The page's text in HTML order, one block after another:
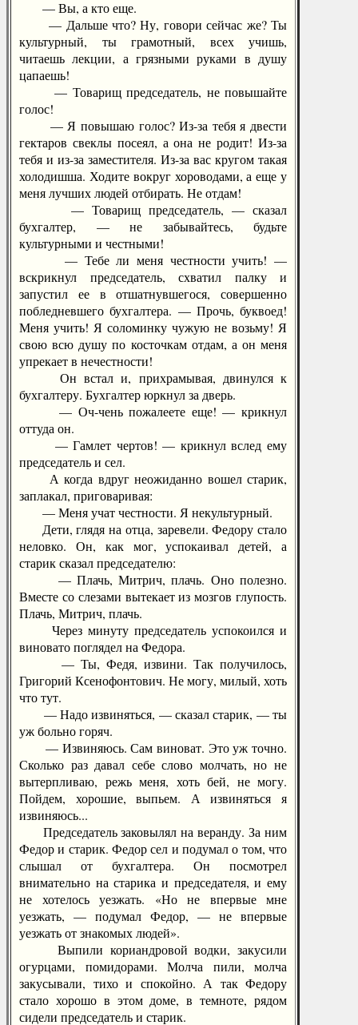
— Вы, а кто еще.
— Дальше что? Ну, говори сейчас же? Ты
культурный, ты грамотный, всех учишь,
читаешь лекции, а грязными руками в душу
цапаешь!
— Товарищ председатель, не повышайте
голос!
— Я повышаю голос? Из-за тебя я двести
гектаров свеклы посеял, а она не родит! Из-за
тебя и из-за заместителя. Из-за вас кругом такая
холодишша. Ходите вокруг хороводами, а еще у
меня лучших людей отбирать. Не отдам!
— Товарищ председатель, — сказал
бухгалтер, — не забывайтесь, будьте
культурными и честными!
— Тебе ли меня честности учить! —
вскрикнул председатель, схватил палку и
запустил ее в отшатнувшегося, совершенно
побледневшего бухгалтера. — Прочь, буквоед!
Меня учить! Я соломинку чужую не возьму! Я
свою всю душу по косточкам отдам, а он меня
упрекает в нечестности!
Он встал и, прихрамывая, двинулся к
бухгалтеру. Бухгалтер юркнул за дверь.
— Оч-чень пожалеете еще! — крикнул
оттуда он.
— Гамлет чертов! — крикнул вслед ему
председатель и сел.
А когда вдруг неожиданно вошел старик,
заплакал, приговаривая:
— Меня учат честности. Я некультурный.
Дети, глядя на отца, заревели. Федору стало
неловко. Он, как мог, успокаивал детей, а
старик сказал председателю:
— Плачь, Митрич, плачь. Оно полезно.
Вместе со слезами вытекает из мозгов глупость.
Плачь, Митрич, плачь.
Через минуту председатель успокоился и
виновато поглядел на Федора.
— Ты, Федя, извини. Так получилось,
Григорий Ксенофонтович. Не могу, милый, хоть
что тут.
— Надо извиняться, — сказал старик, — ты
уж больно горяч.
— Извиняюсь. Сам виноват. Это уж точно.
Сколько раз давал себе слово молчать, но не
вытерпливаю, режь меня, хоть бей, не могу.
Пойдем, хорошие, выпьем. А извиняться я
извиняюсь...
Председатель заковылял на веранду. За ним
Федор и старик. Федор сел и подумал о том, что
слышал от бухгалтера. Он посмотрел
внимательно на старика и председателя, и ему
не хотелось уезжать. «Но не впервые мне
уезжать, — подумал Федор, — не впервые
уезжать от знакомых людей».
Выпили кориандровой водки, закусили
огурцами, помидорами. Молча пили, молча
закусывали, тихо и спокойно. А так Федору
стало хорошо в этом доме, в темноте, рядом
сидели председатель и старик.